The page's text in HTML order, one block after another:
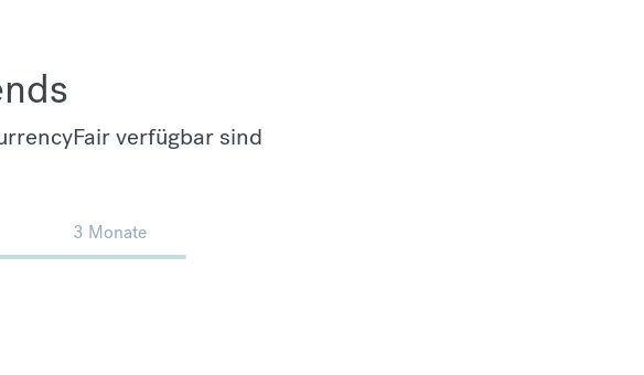
verfügbar sind
3 Monate